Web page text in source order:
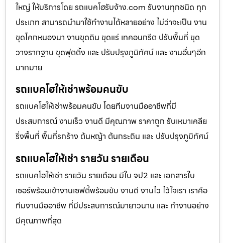
ใหญ่ ให้บริการโดย รถแบคโฮรับจ้าง.com รับงานทุกชนิด ทุก
ประเภท สามารถนำมาใช้ทำงานได้หลายอย่าง ไม่ว่าจะเป็น งาน
ขุดโคกหนองนา งานขุดดิน ขุดแร่ เทคอนกรีต ปรับพื้นที่ ขุด
วางรากฐาน ขุดฟุตติ้ง และ ปรับปรุงภูมิทัศน์ และ งานอื่นๆอีก
มากมาย
รถแบคโฮให้เช่าพร้อมคนขับ
รถแบคโฮให้เช่าพร้อมคนขับ โดยทีมงานมืออาชีพที่มี
ประสบการณ์ งานเร็ว งานดี มีคุณภาพ ราคาถูก รับเหมาเคลีย
ริ่งพื้นที่ พื้นที่รกร้าง ต้นหญ้า ต้นกระถิน และ ปรับปรุงภูมิทัศน์
รถแบคโฮให้เช่า รายวัน รายเดือน
รถแบคโฮให้เช่า รายวัน รายเดือน มีใบ จป2 และ เอกสารใบ
เซอร์พร้อมเข้างานเซฟตี้พร้อมขับ งานดี งานไว ไว้ใจเรา เราคือ
ทีมงานมืออาชีพ ที่มีประสบการณ์มายาวนาน และ ทำงานอย่าง
มีคุณภาพที่สุด